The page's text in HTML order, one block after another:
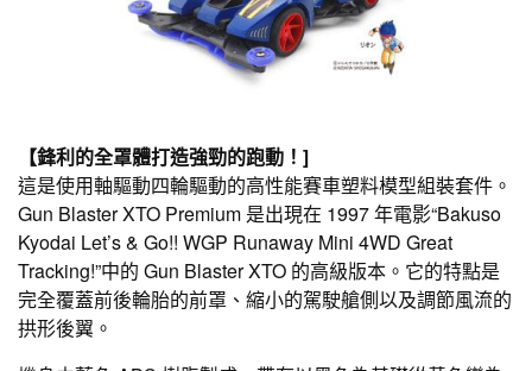
【鋒利的全罩體打造強勁的跑動！]
這是使用軸驅動四輪驅動的高性能賽車塑料模型組裝套件。
Gun Blaster XTO Premium 是出現在 1997 年電影“Bakuso
Kyodai Let’s & Go!! WGP Runaway Mini 4WD Great
Tracking!”中的 Gun Blaster XTO 的高級版本。它的特點是
完全覆蓋前後輪胎的前罩、縮小的駕駛艙側以及調節風流的
拱形後翼。